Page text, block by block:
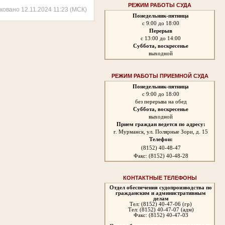
РЕЖИМ РАБОТЫ СУДА
Понедельник-пятница
с 9:00 до 18:00
Перерыв
с 13:00 до 14:00
Суббота, воскресенье
выходной
РЕЖИМ РАБОТЫ ПРИЕМНОЙ СУДА
Понедельник-пятница
с 9:00 до 18:00
без перерыва на обед
Суббота, воскресенье
выходной
Прием граждан ведется по адресу:
г. Мурманск, ул. Полярные Зори, д. 15
Телефон:
(8152) 40-48-47
Факс: (8152) 40-48-28
КОНТАКТНЫЕ ТЕЛЕФОНЫ
Отдел обеспечения судопроизводства по
гражданским и административным
делам
Тел: (8152) 40-47-06 (гр)
Тел: (8152) 40-47-07 (адм)
Факс: (8152) 40-47-03
12.11.2024 11:23 (МСК)